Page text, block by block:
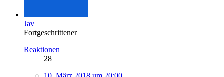
Jav
Fortgeschrittener
Reaktionen
28